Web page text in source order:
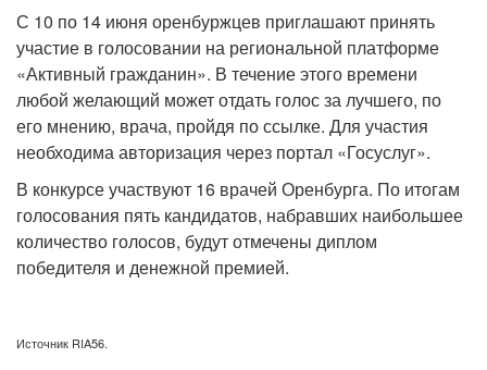
С 10 по 14 июня оренбуржцев приглашают принять
участие в голосовании на региональной платформе
«Активный гражданин». В течение этого времени
любой желающий может отдать голос за лучшего, по
его мнению, врача, пройдя по ссылке. Для участия
необходима авторизация через портал «Госуслуг».
В конкурсе участвуют 16 врачей Оренбурга. По итогам
голосования пять кандидатов, набравших наибольшее
количество голосов, будут отмечены диплом
победителя и денежной премией.
Источник RIA56.